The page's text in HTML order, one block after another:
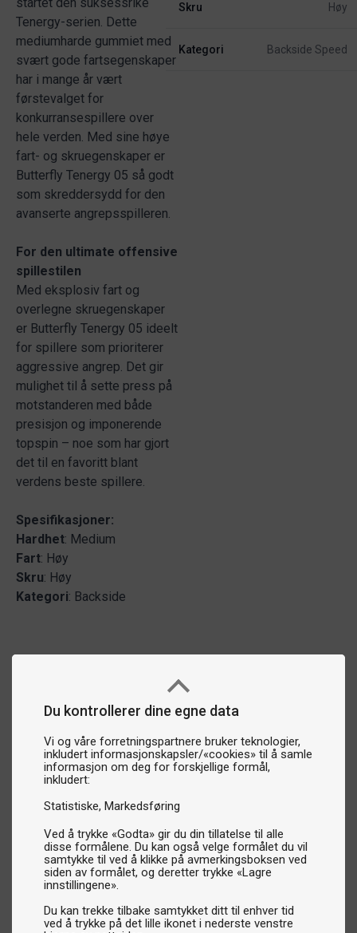
Du kontrollerer dine egne data
Vi og våre forretningspartnere bruker teknologier,
inkludert informasjonskapsler/«cookies» til å samle
informasjon om deg for forskjellige formål,
inkludert:
Statistiske Markedsføring
Ved å trykke «Godta» gir du din tillatelse til alle
disse formålene. Du kan også velge formålet du vil
samtykke til ved å klikke på avmerkingsboksen ved
siden av formålet, og deretter trykke «Lagre
innstillingene».
Du kan trekke tilbake samtykket ditt til enhver tid
ved å trykke på det lille ikonet i nederste venstre
Tenergy-serien. Dette
mediumharde gummiet med
svært gode farts­egenskaper
har i mange år vært
førstevalget for
konkurransespillere over
hele verden. Med sine høye
fart- og skru­egenskaper er
Butterfly Tenergy 05 så godt
som skreddersydd for den
avanserte angrepsspilleren.
For den ultimate offensive
spillestilen
Med eksplosiv fart og
overlegne skru­egenskaper
er Butterfly Tenergy 05 ideelt
for spillere som prioriterer
aggressive angrep. Det gir
mulighet til å sette press på
motstanderen med både
presisjon og imponerende
topspin – noe som har gjort
det til en favoritt blant
verdens beste spillere.
Spesifikasjoner:
Hardhet: Medium
Fart: Høy
Skru: Høy
Kategori: Backside
Skru Høy
Kategori Backside Speed